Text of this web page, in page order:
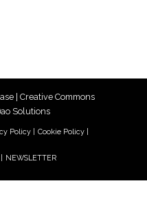
| Creative Commons
Solutions
Policy | Cookie Policy |
NEWSLETTER